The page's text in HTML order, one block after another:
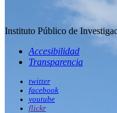
Instituto Público de
Accesibilidad
Transparencia
twitter
facebook
youtube
flickr